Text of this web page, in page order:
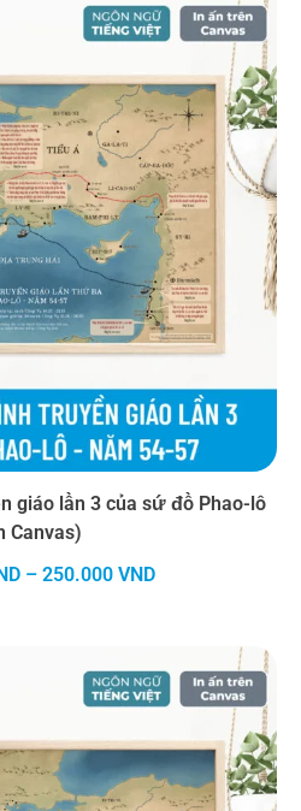
đến
250.000 VND
giáo lần 3 của sứ đồ Phao-lô
Canvas)
– 250.000 VNDKhoảng
200.000 VND
đến
250.000 VND